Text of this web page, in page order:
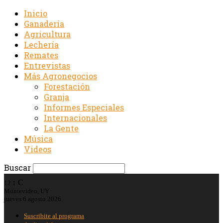
Inicio
Ganadería
Agricultura
Lechería
Remates
Entrevistas
Más Agronegocios
Forestación
Granja
Informes Especiales
Internacionales
La Gente
Música
Videos
Buscar
12.1 C
Montevideo, UY
jueves 6 agosto 2026
Suscribite al programa